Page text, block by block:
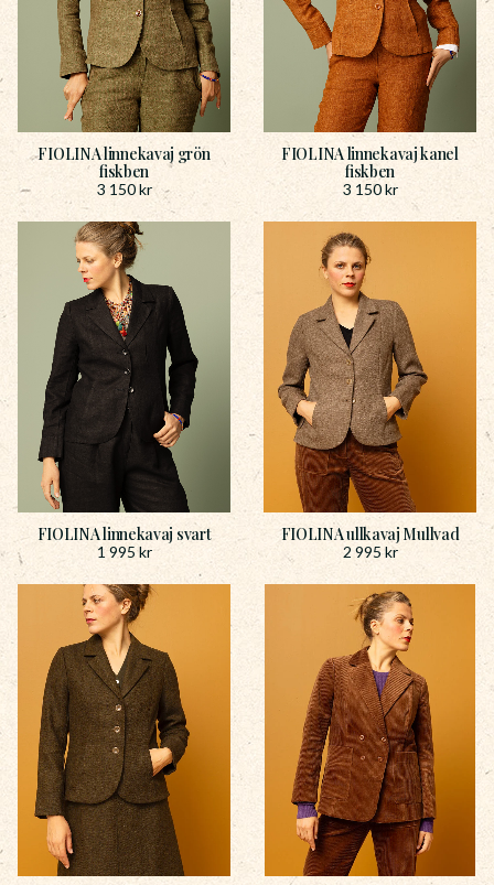
FIOLINA linnekavaj grön
fiskben
3 150kr
FIOLINA linnekavaj kanel
fiskben
3 150kr
FIOLINA linnekavaj svart
1 995kr
FIOLINA ullkavaj Mullvad
2 995 kr